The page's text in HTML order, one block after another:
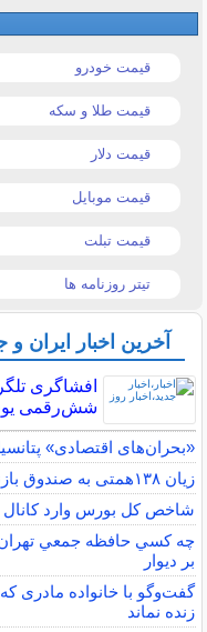
قیمت خودرو
قیمت طلا و سکه
قیمت دلار
قیمت موبایل
قیمت تبلت
تیتر روزنامه ها
آخرین اخبار ایران و
افشاگری
شش‌رقمی یوفا
«بحران‌های اقتصادی»
زیان ۱۳۸همتی به صندوق بازنشستگی نفت
شاخص کل بورس وارد کانال 5.5 میلیون واحد
چه كسي حافظه جمعي تهران
بر ديوار
گفت‌وگو با خانواده مادری
زنده نماند